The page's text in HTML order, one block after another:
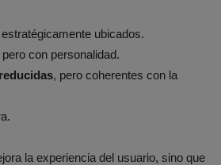
estratégicamente ubicados.
pero con personalidad.
, pero coherentes con la
la experiencia del usuario, sino que